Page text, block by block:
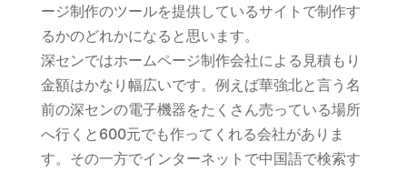
ージ制作のツールを提供しているサイトで制作す
るかのどれかになると思います。
深センではホームページ制作会社による見積もり
金額はかなり幅広いです。例えば華強北と言う名
前の深センの電子機器をたくさん売っている場所
へ行くと600元でも作ってくれる会社がありま
す。その一方でインターネットで中国語で検索す